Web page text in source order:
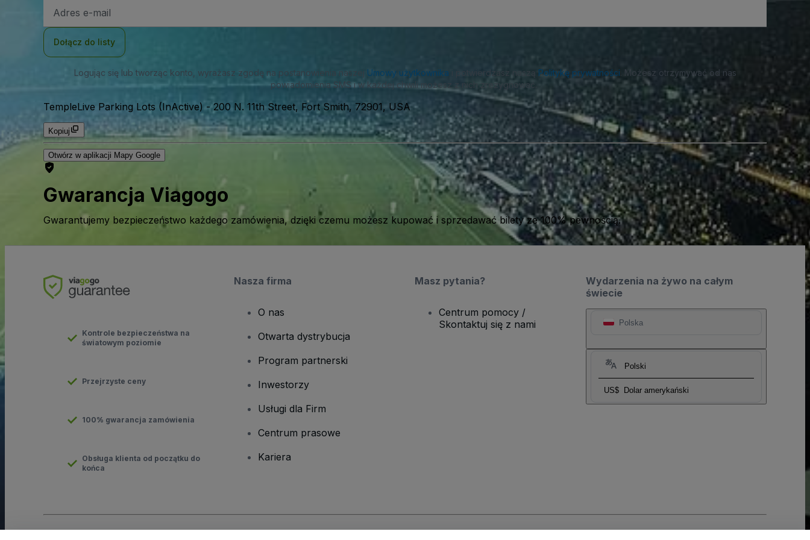
e-
Dołącz do listy
Logując się lub tworząc konto, wyrażasz zgodę na postanowienia naszej Umowy użytkownika i potwierdzasz naszą Politykę prywatności . Możesz otrzymywać od nas
powiadomienia SMS i w każdej chwili możesz z nich zrezygnować.
TempleLive Parking Lots (InActive) -200 N. 11th Street, Fort Smith, 72901, USA
Kopiuj
Otwórz w aplikacji Mapy Google
Gwarancja Viagogo
Gwarantujemy bezpieczeństwo każdego zamówienia, dzięki czemu możesz kupować i sprzedawać bilety ze 100% pewnością.
Wydarzenia na żywo na całym
świecie
Polska
Polski
US$ Dolar amerykański
Kontrole bezpieczeństwa na
światowym poziomie
Przejrzyste ceny
100% gwarancja zamówienia
Obsługa klienta od początku do
końca
Nasza firma
O nas
Otwarta dystrybucja
Program partnerski
Inwestorzy
Usługi dla Firm
Centrum prasowe
Kariera
Masz pytania?
Centrum pomocy /
Skontaktuj się z nami